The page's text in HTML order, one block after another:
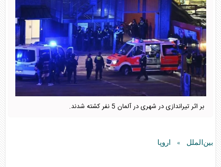
بر اثر تیراندازی در شهری در آلمان 5 نفر کشته شدند.
بین‌الملل » اروپا